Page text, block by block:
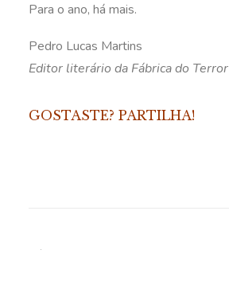
Para o ano, há mais.
Pedro Lucas Martins
Editor literário da Fábrica do Terror
GOSTASTE? PARTILHA!